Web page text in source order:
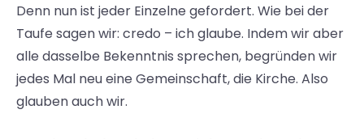
Denn nun ist jeder Einzelne gefordert. Wie bei der
Taufe sagen wir: credo – ich glaube. Indem wir aber
alle dasselbe Bekenntnis sprechen, begründen wir
jedes Mal neu eine Gemeinschaft, die Kirche. Also
glauben auch wir.